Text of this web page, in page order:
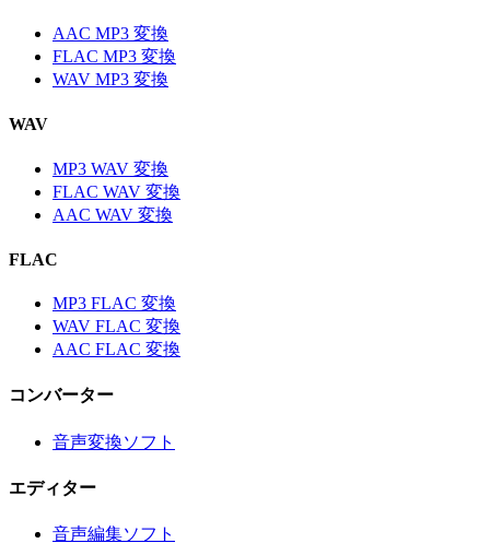
AAC MP3 変換
FLAC MP3 変換
WAV MP3 変換
WAV
MP3 WAV 変換
FLAC WAV 変換
AAC WAV 変換
FLAC
MP3 FLAC 変換
WAV FLAC 変換
AAC FLAC 変換
コンバーター
音声変換ソフト
エディター
音声編集ソフト